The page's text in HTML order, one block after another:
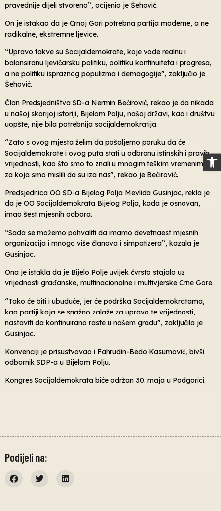
pravednije dijeli stvoreno”, ocijenio je Šehović.
On je istakao da je Crnoj Gori potrebna partija moderne, a ne
radikalne, ekstremne ljevice.
“Upravo takve su Socijaldemokrate, koje vode realnu i
balansiranu ljevičarsku politiku, politiku kontinuiteta i progresa,
a ne politiku ispraznog populizma i demagogije”, zaključio je
Šehović.
Član Predsjedništva SD-a Nermin Bećirović, rekao je da nikada
u našoj skorijoj istoriji, Bijelom Polju, našoj državi, kao i društvu
uopšte, nije bila potrebnija socijaldemokratija.
“Zato s ovog mjesta želim da pošaljemo poruku da će
Socijaldemokrate i ovog puta stati u odbranu istinskih i pravih
vrijednosti, kao što smo to znali u mnogim teškim vremenima
za koja smo mislili da su iza nas”, rekao je Bećirović.
Predsjednica OO SD-a Bijelog Polja Mevlida Gusinjac, rekla je
da je OO Socijaldemokrata Bijelog Polja, kada je osnovan,
imao šest mjesnih odbora.
“Sada se možemo pohvaliti da imamo devetnaest mjesnih
organizacija i mnogo više članova i simpatizera”, kazala je
Gusinjac.
Ona je istakla da je Bijelo Polje uvijek čvrsto stajalo uz
vrijednosti građanske, multinacionalne i multivjerske Crne Gore.
“Tako će biti i ubuduće, jer će podrška Socijaldemokratama,
kao partiji koja se snažno zalaže za upravo te vrijednosti,
nastaviti da kontinuirano raste u našem gradu”, zaključila je
Gusinjac.
Konvenciji je prisustvovao i Fahrudin-Bedo Kasumović, bivši
odbornik SDP-a u Bijelom Polju.
Kongres Socijaldemokrata biće održan 30. maja u Podgorici.
Podijeli na: